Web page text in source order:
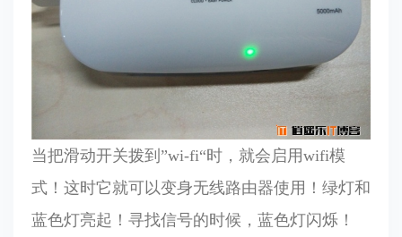
当把滑动开关拨到”wi-fi“时，就会启用wifi模
式！这时它就可以变身无线路由器使用！绿灯和
蓝色灯亮起！寻找信号的时候，蓝色灯闪烁！